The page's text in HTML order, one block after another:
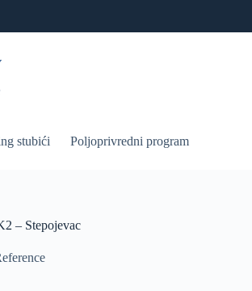
stubići Poljoprivredni program
– Stepojevac